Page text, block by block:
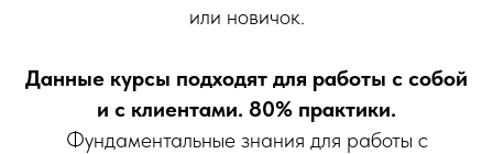
или новичок.
Данные курсы подходят для работы с собой
и с клиентами. 80% практики.
Фундаментальные знания для работы с